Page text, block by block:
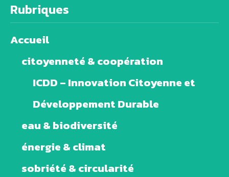
Rubriques
Accueil
citoyenneté & coopération
ICDD – Innovation Citoyenne et
Développement Durable
eau & biodiversité
énergie & climat
sobriété & circularité